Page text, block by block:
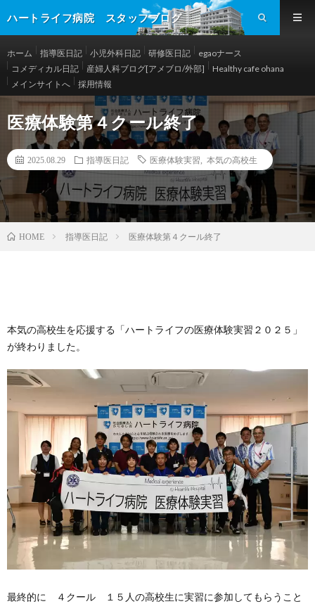
ハートライフ病院 スタッフブログ
ホーム 指導医日記 小児外科日記 研修医日記
egaoナース
コメディカル日記
産婦人科ブログ[アメブロ/外部]
Healthy cafe ohana
メインサイトへ
採用情報
医療体験第４クール終了
2025.08.29 指導医日記 医療体験実習 本気の高校生
HOME 指導医日記 医療体験第４クール終了
本気の高校生を応援する「ハートライフの医療体験実習２０２５」
が終わりました。
最終的に ４クール １５人の高校生に実習に参加してもらうこと